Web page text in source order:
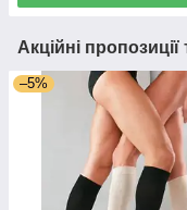
Акційні
–5%